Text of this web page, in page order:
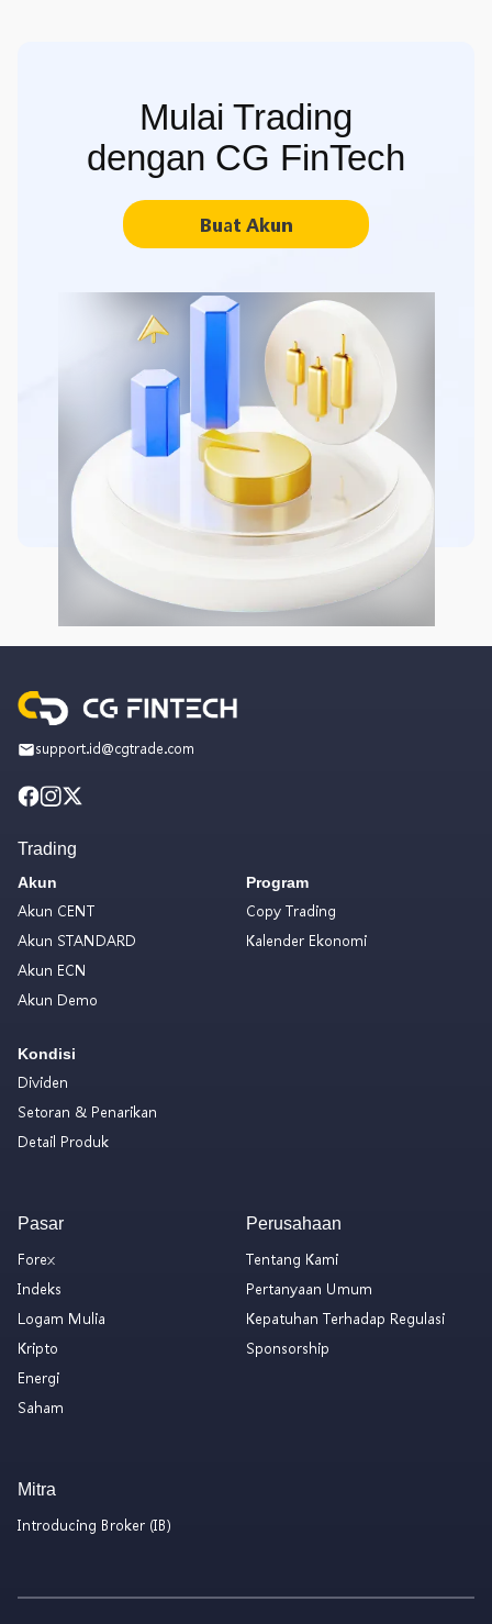
Mulai Trading
dengan CG FinTech
Buat Akun
support.id@cgtrade.com
Trading
Akun
Akun CENT
Akun STANDARD
Akun ECN
Akun Demo
Kondisi
Dividen
Setoran & Penarikan
Detail Produk
Program
Copy Trading
Kalender Ekonomi
Pasar
Forex
Indeks
Logam Mulia
Kripto
Energi
Saham
Perusahaan
Tentang Kami
Pertanyaan Umum
Kepatuhan Terhadap Regulasi
Sponsorship
Mitra
Introducing Broker (IB)